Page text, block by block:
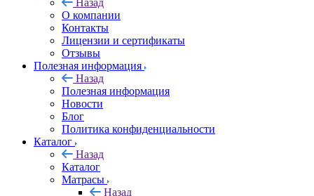
Назад
О компании
Контакты
Лицензии и сертификаты
Отзывы
Полезная информация
Назад
Полезная информация
Новости
Блог
Политика конфиденциальности
Каталог
Назад
Каталог
Матрасы
Назад